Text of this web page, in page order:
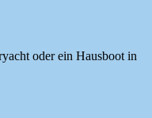
oder ein Hausboot in